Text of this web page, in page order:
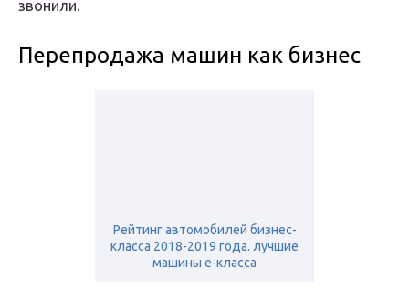
звонили.
Перепродажа машин как бизнес
Рейтинг автомобилей бизнес-
класса 2018-2019 года. лучшие
машины e-класса